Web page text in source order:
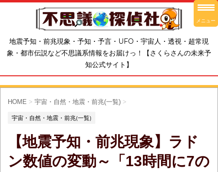
地震予知・前兆現象・予知・予言・UFO・宇宙人・透視・超常現
象・都市伝説など不思議系情報をお届けっ！【さくらさんの未来予
知公式サイト】
HOME > 宇宙・自然・地震・前兆(一覧) >
宇宙・自然・地震・前兆(一覧)
【地震予知・前兆現象】ラド
ン数値の変動～「13時間に7の
メニュー